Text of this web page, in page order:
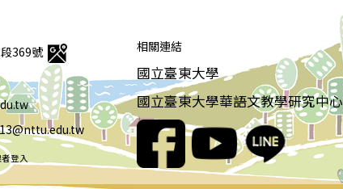
369號
登入
相關連結
國立臺東大學
國立臺東大學華語文教學研究中心